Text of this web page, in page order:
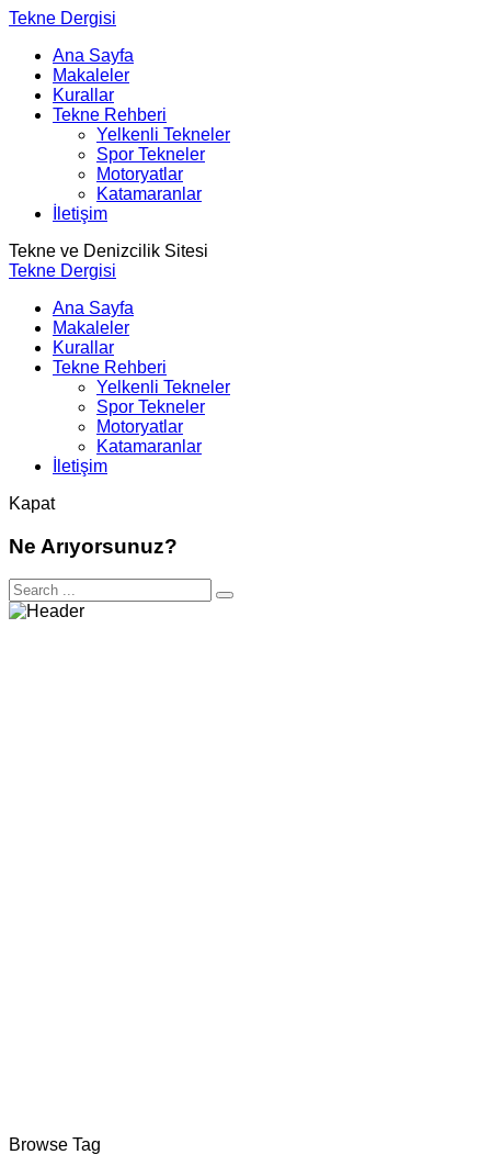
Tekne Dergisi
Ana Sayfa
Makaleler
Kurallar
Tekne Rehberi
Yelkenli Tekneler
Spor Tekneler
Motoryatlar
Katamaranlar
İletişim
Tekne ve Denizcilik Sitesi
Tekne Dergisi
Ana Sayfa
Makaleler
Kurallar
Tekne Rehberi
Yelkenli Tekneler
Spor Tekneler
Motoryatlar
Katamaranlar
İletişim
Kapat
Ne Arıyorsunuz?
Browse Tag